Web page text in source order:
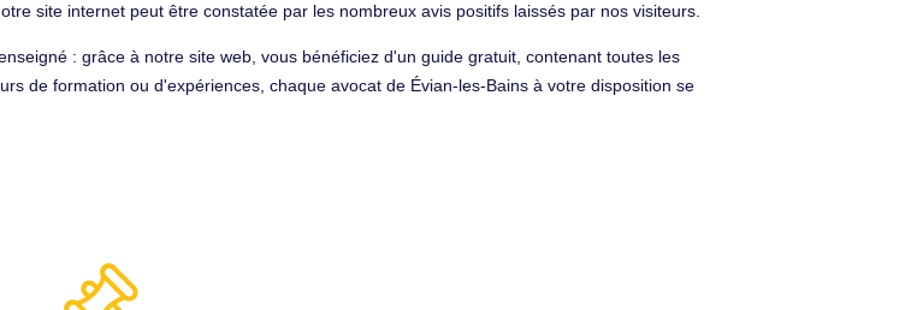
site internet peut être constatée par les nombreux avis positifs laissés par nos visiteurs.
: grâce à notre site web, vous bénéficiez d'un guide gratuit, contenant toutes les
de formation ou d'expériences, chaque avocat de Évian-les-Bains à votre disposition se